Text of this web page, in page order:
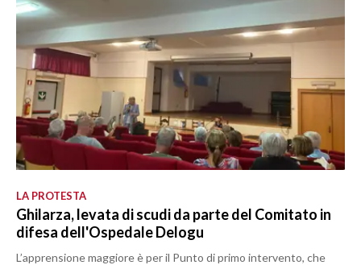
LA PROTESTA
Ghilarza, levata di scudi da parte del Comitato in
difesa dell'Ospedale Delogu
L’apprensione maggiore è per il Punto di primo intervento, che